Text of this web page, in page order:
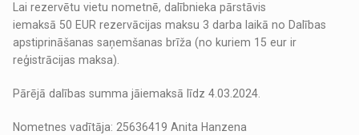
Lai rezervētu vietu nometnē, dalībnieka pārstāvis
iemaksā 50 EUR rezervācijas maksu 3 darba laikā no Dalības
apstiprināšanas saņemšanas brīža (no kuriem 15 eur ir
reģistrācijas maksa).
Pārējā dalības summa jāiemaksā līdz 4.03.2024.
Nometnes vadītāja: 25636419 Anita Hanzena